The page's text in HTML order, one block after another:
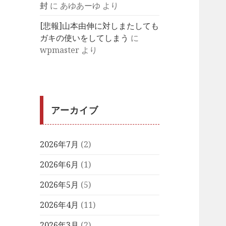
封 に あゆあーゆ より
[悲報]山本由伸に対しまたしても
ガキの使いをしてしまう に
wpmaster より
アーカイブ
2026年7月 (2)
2026年6月 (1)
2026年5月 (5)
2026年4月 (11)